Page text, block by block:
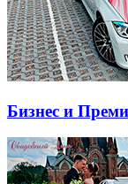
Бизнес и